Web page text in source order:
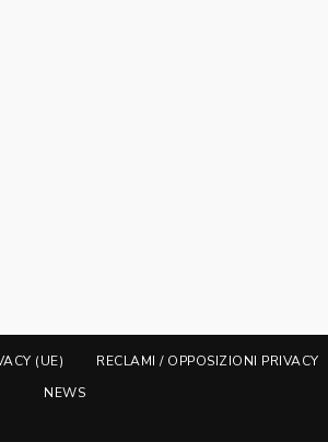
(UE) RECLAMI / OPPOSIZIONI PRIVACY
NEWS